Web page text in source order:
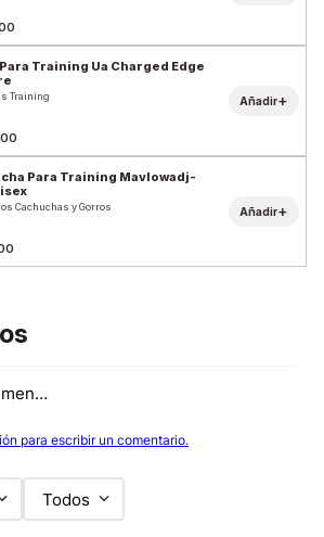
Training Ua Charged Edge
Training Añadir+
Para Training Mavlowadj-
Cachuchas y Gorros Añadir+
para escribir un comentario.
Todos